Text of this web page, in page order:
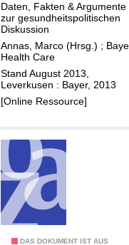
n
P
u
n
k
t
g
b
a
h
t
Daten, Fakten & Argumente
zur gesundheitspolitischen
Diskussion
Annas, Marco (Hrsg.) ;
Health Care
Stand August 2013,
Leverkusen : Bayer, 2013
[Online Ressource]
DAS DOKUMENT IST AUS